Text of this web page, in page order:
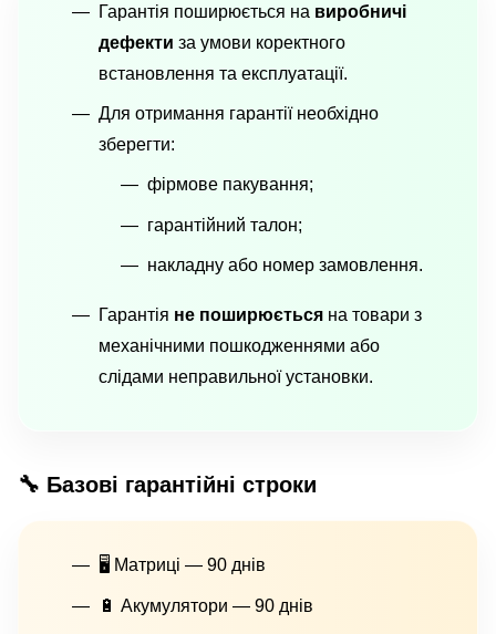
Гарантія поширюється на виробничі
дефекти за умови коректного
встановлення та експлуатації.
Для отримання гарантії необхідно
зберегти:
фірмове пакування;
гарантійний талон;
накладну або номер замовлення.
Гарантія не поширюється на товари з
механічними пошкодженнями або
слідами неправильної установки.
🔧 Базові гарантійні строки
🖥 Матриці — 90 днів
🔋 Акумулятори — 90 днів